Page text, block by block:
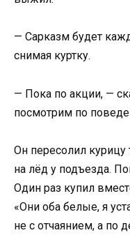
— Сарказм будет
снимая куртку.
— Пока по акции, —
посмотрим по
Он пересолил
на лёд у подъезда.
Один раз купил
«Они оба белые, я
не с отчаянием, а по